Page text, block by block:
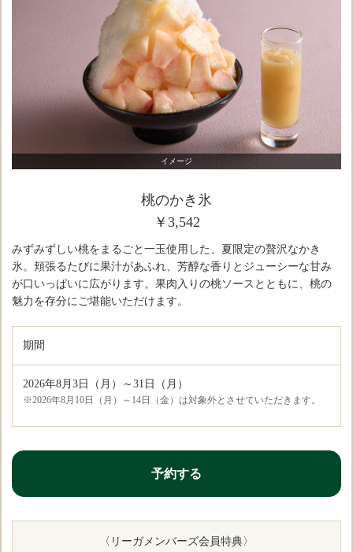
イメージ
桃のかき氷
￥3,542
みずみずしい桃をまるごと一玉使用した、夏限定の贅沢なかき
氷。頬張るたびに果汁があふれ、芳醇な香りとジューシーな甘み
が口いっぱいに広がります。果肉入りの桃ソースとともに、桃の
魅力を存分にご堪能いただけます。
期間
2026年8月3日（月）～31日（月）
※2026年8月10日（月）～14日（金）は対象外とさせていただきます。
予約する
〈リーガメンバーズ会員特典〉